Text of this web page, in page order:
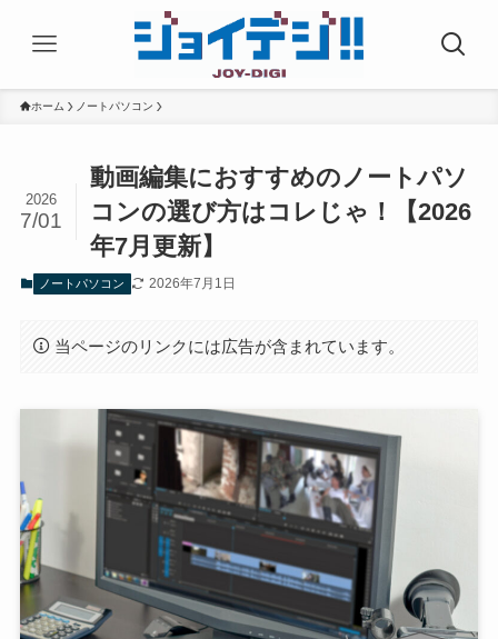
ホーム ノートパソコン
動画編集におすすめのノートパソ
コンの選び方はコレじゃ！【2026
年7月更新】
2026
7/01
ノートパソコン 2026年7月1日
当ページのリンクには広告が含まれています。